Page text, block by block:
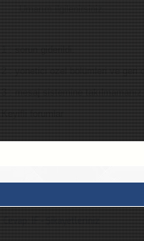
Umarım ilgilenirsiniz.
1 : sorun giderildi.
2 : yonetici ozel bölümleri ve geri
3 : mesaj sistemine
Keyifli forumlar
Cevap: IF - Şikayetleriniz